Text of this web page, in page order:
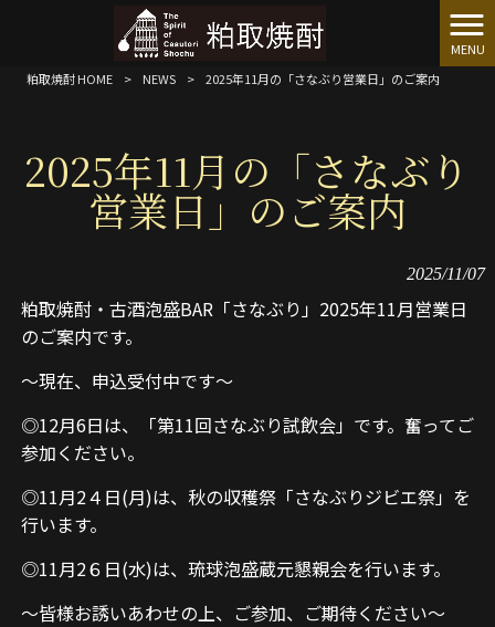
MENU
粕取焼酎 HOME
> NEWS > 2025年11月の「さなぶり営業日」のご案内
2025年11月の「さなぶり
営業日」のご案内
2025/11/07
粕取焼酎・古酒泡盛BAR「さなぶり」2025年11月営業日
のご案内です。
～現在、申込受付中です～
◎12月6日は、「第11回さなぶり試飲会」です。奮ってご
参加ください。
◎11月2４日(月)は、秋の収穫祭「さなぶりジビエ祭」を
行います。
◎11月2６日(水)は、琉球泡盛蔵元懇親会を行います。
～皆様お誘いあわせの上、ご参加、ご期待ください～